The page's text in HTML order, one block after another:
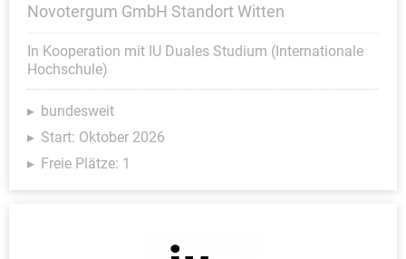
Novotergum GmbH Standort Witten
In Kooperation mit IU Duales Studium (Internationale
Hochschule)
bundesweit
Start: Oktober 2026
Freie Plätze: 1